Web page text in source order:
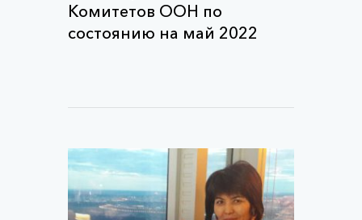
Комитетов ООН по
состоянию на май 2022